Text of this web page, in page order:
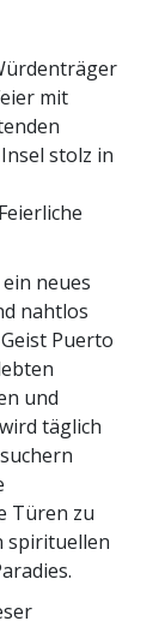
mit
stolz in
neues
nahtlos
Puerto
und
täglich
Türen zu
spirituellen